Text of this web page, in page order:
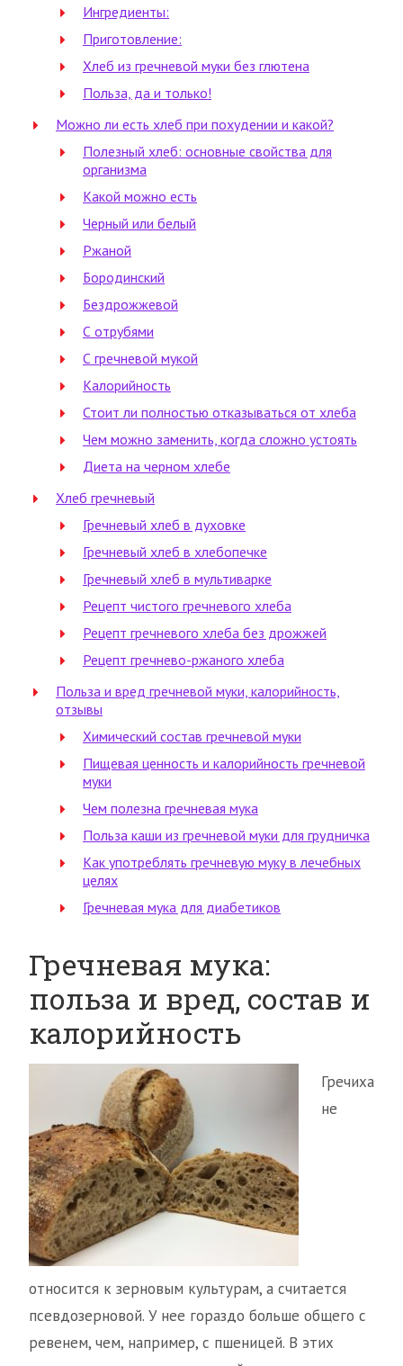
Ингредиенты:
Приготовление:
Хлеб из гречневой муки без глютена
Польза, да и только!
Можно ли есть хлеб при похудении и какой?
Полезный хлеб: основные свойства для
организма
Какой можно есть
Черный или белый
Ржаной
Бородинский
Бездрожжевой
С отрубями
С гречневой мукой
Калорийность
Стоит ли полностью отказываться от хлеба
Чем можно заменить, когда сложно устоять
Диета на черном хлебе
Хлеб гречневый
Гречневый хлеб в духовке
Гречневый хлеб в хлебопечке
Гречневый хлеб в мультиварке
Рецепт чистого гречневого хлеба
Рецепт гречневого хлеба без дрожжей
Рецепт гречнево-ржаного хлеба
Польза и вред гречневой муки, калорийность,
отзывы
Химический состав гречневой муки
Пищевая ценность и калорийность гречневой
муки
Чем полезна гречневая мука
Польза каши из гречневой муки для грудничка
Как употреблять гречневую муку в лечебных
целях
Гречневая мука для диабетиков
Гречневая мука:
польза и вред, состав и
калорийность
Гречиха
не
относится к зерновым культурам, а считается
псевдозерновой. У нее гораздо больше общего с
ревенем, чем, например, с пшеницей. В этих